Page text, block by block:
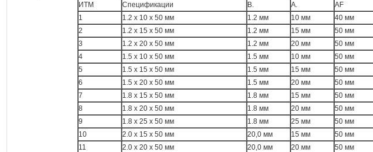
ИТМ Спецификации В. А.
AF
1
1.2 х 10 х 50 мм 1.2 мм 10 мм
40 мм
2
1.2 х 15 х 50 мм 1.2 мм 15 мм
50 мм
3
1.2 х 20 х 50 мм 1.2 мм 20 мм
50 мм
4
1.5 х 10 х 50 мм 1.5 мм 10 мм
50 мм
5
1.5 х 15 х 50 мм 1.5 мм 15 мм
50 мм
6
1.5 х 20 х 50 мм 1.5 мм 20 мм
50 мм
7
1.8 х 15 х 50 мм 1.8 мм 15 мм
50 мм
8
1.8 х 20 х 50 мм 1.8 мм 20 мм
50 мм
9
1.8 х 25 х 50 мм 1.8 мм 25 мм
50 мм
10
2.0 х 15 х 50 мм 20,0 мм 15 мм
50 мм
11
2.0 х 20 х 50 мм 20,0 мм 20 мм
50 мм